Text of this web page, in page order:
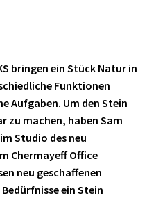
bringen ein Stück Natur in
Funktionen
Aufgaben. Um den Stein
zu machen, haben Sam
Studio des neu
Chermayeff Office
neu geschaffenen
ein Stein